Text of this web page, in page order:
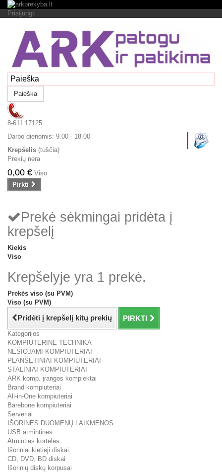
Prisijungti
Paieška
8-611 17125
Darbo dienomis: 9.00 - 18.00
Krepšelis (tuščia)
Prekių nėra
0,00 € Viso
Pirkti
Prekė sėkmingai pridėta į
krepšelį
Kiekis
Viso
Krepšelyje yra 1 prekė.
Prekės viso (su PVM)
Viso (su PVM)
Pridėti į krepšelį kitų prekių PIRKTI
Kategorijos
KOMPIUTERINĖ TECHNIKA
NEŠIOJAMI KOMPIUTERIAI
PLANŠETINIAI KOMPIUTERIAI
STALINIAI KOMPIUTERIAI
ARK komp. įrangos komplektai
Brand kompiuteriai
All-in-One kompiuteriai
Barebone kompiuteriai
Serveriai
IŠORINĖS DUOMENŲ LAIKMENOS
USB atmintinės
Atminties kortelės
Išoriniai kietieji diskai
CD, DVD, BD diskai
Išorinių diskų korpusai